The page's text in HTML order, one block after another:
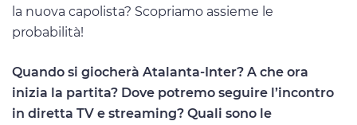
la nuova capolista? Scopriamo assieme le
probabilità!
Quando si giocherà Atalanta-Inter? A che ora
inizia la partita? Dove potremo seguire l’incontro
in diretta TV e streaming? Quali sono le